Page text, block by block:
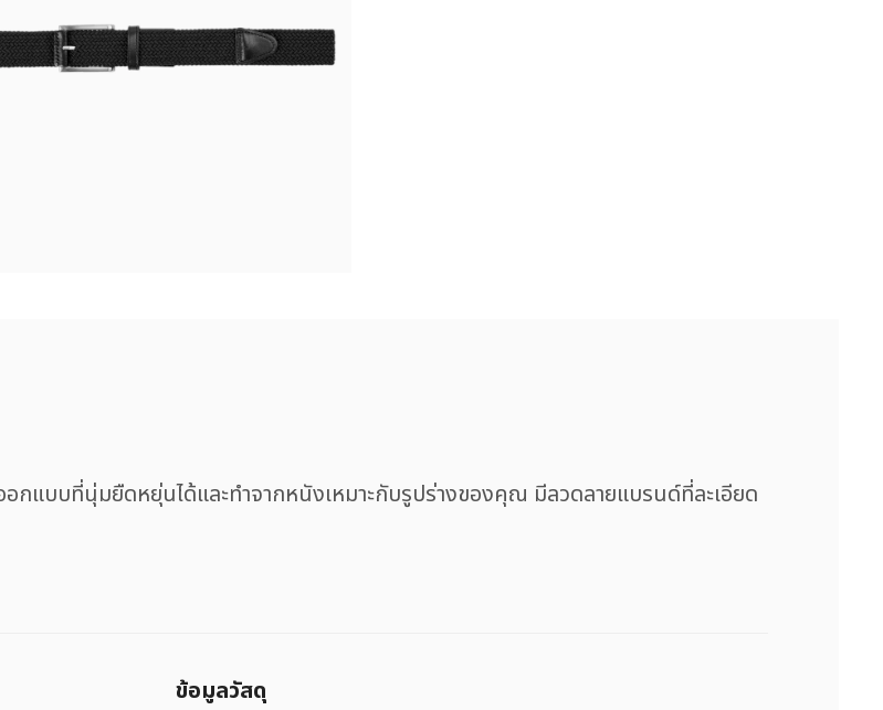
กแบบที่นุ่มยืดหยุ่นได้และทำจากหนังเหมาะกับรูปร่างของคุณ มีลวดลายแบรนด์ที่ละเอียด
ข้อมูลวัสดุ